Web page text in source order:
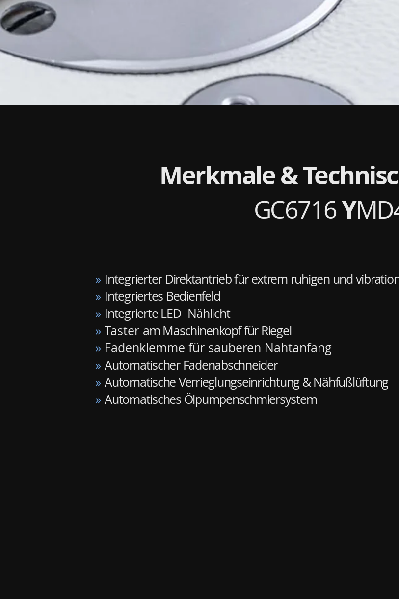
Merkmale &
GC6716Y
» Integrierter Direktantrieb für extrem ruhigen und
» Integriertes Bedienfeld
» Integrierte LED Nählicht
» Taster am Maschinenkopf für Riegel
» Fadenklemme für sauberen Nahtanfang
» Automatischer Fadenabschneider
» Automatische Verrieglungseinrichtung &Nähfußlüftung
» Automatisches Ölpumpenschmiersystem